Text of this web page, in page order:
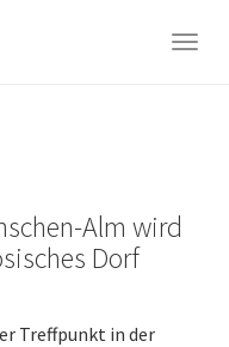
Alm wird
Dorf
Treffpunkt in der